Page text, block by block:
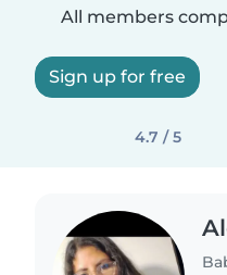
All members
Sign up for free
4.7 / 5